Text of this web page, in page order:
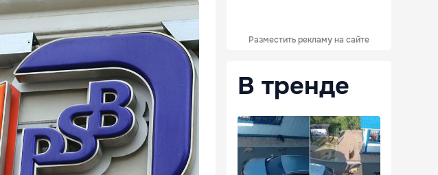
Разместить рекламу на сайте
В тренде